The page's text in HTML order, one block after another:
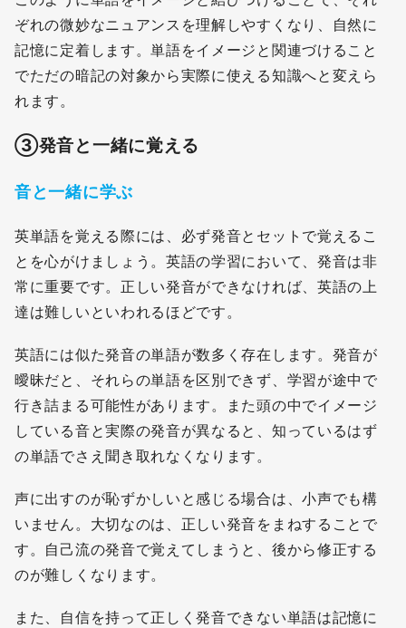
ぞれの微妙なニュアンスを理解しやすくなり、自然に
記憶に定着します。単語をイメージと関連づけること
でただの暗記の対象から実際に使える知識へと変えら
れます。
③発音と一緒に覚える
音と一緒に学ぶ
英単語を覚える際には、必ず発音とセットで覚えるこ
とを心がけましょう。英語の学習において、発音は非
常に重要です。正しい発音ができなければ、英語の上
達は難しいといわれるほどです。
英語には似た発音の単語が数多く存在します。発音が
曖昧だと、それらの単語を区別できず、学習が途中で
行き詰まる可能性があります。また頭の中でイメージ
している音と実際の発音が異なると、知っているはず
の単語でさえ聞き取れなくなります。
声に出すのが恥ずかしいと感じる場合は、小声でも構
いません。大切なのは、正しい発音をまねすることで
す。自己流の発音で覚えてしまうと、後から修正する
のが難しくなります。
また、自信を持って正しく発音できない単語は記憶に